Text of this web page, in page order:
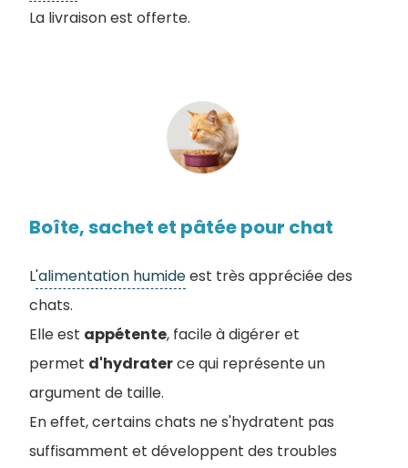
La livraison est offerte.
Boîte, sachet et pâtée pour chat
L'alimentation humideest très appréciée des
chats.
Elle est appétente, facile à digérer et
permet d'hydraterce qui représente un
argument de taille.
En effet, certains chats ne s'hydratent pas
suffisamment et développent des troubles